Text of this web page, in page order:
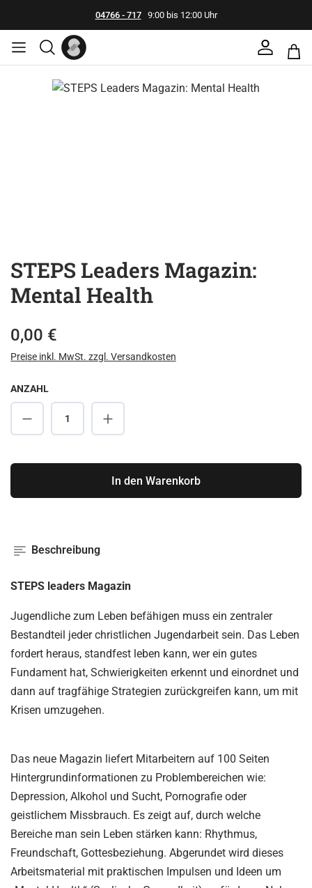
04766 - 7179:00 bis 12:00 Uhr
Bildergalerie überspringen
STEPS Leaders Magazin:
Mental Health
Regulärer Preis:
0,00 €
Preise inkl. MwSt. zzgl. Versandkosten
ANZAHL
Produkt Anzahl: Gib den gewünschten
In den Warenkorb
Beschreibung
STEPS leaders Magazin
Jugendliche zum Leben befähigen muss ein zentraler
Bestandteil jeder christlichen Jugendarbeit sein. Das Leben
fordert heraus, standfest leben kann, wer ein gutes
Fundament hat, Schwierigkeiten erkennt und einordnet und
dann auf tragfähige Strategien zurückgreifen kann, um mit
Krisen umzugehen.
Das neue Magazin liefert Mitarbeitern auf 100 Seiten
Hintergrundinformationen zu Problembereichen wie:
Depression, Alkohol und Sucht, Pornografie oder
geistlichem Missbrauch. Es zeigt auf, durch welche
Bereiche man sein Leben stärken kann: Rhythmus,
Freundschaft, Gottesbeziehung. Abgerundet wird dieses
Arbeitsmaterial mit praktischen Impulsen und Ideen um